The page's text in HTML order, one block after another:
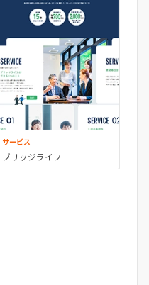
サービス
ブリッジライフ